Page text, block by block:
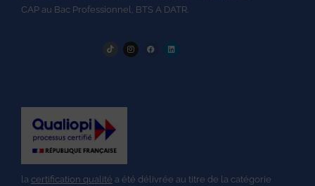
CAP au Bac Professionnel, BTS A DATR.
la certification qualité a été délivrée au titre de la catégorie